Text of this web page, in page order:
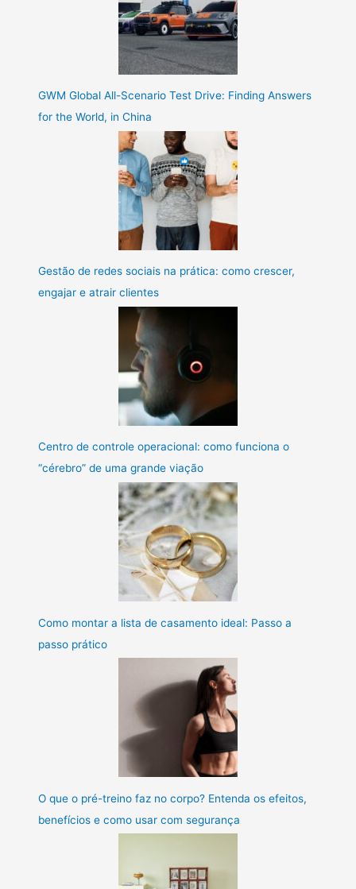
GWM Global All-Scenario Test Drive: Finding Answers
for the World, in China
Gestão de redes sociais na prática: como crescer,
engajar e atrair clientes
Centro de controle operacional: como funciona o
“cérebro” de uma grande viação
Como montar a lista de casamento ideal: Passo a
passo prático
O que o pré-treino faz no corpo? Entenda os efeitos,
benefícios e como usar com segurança